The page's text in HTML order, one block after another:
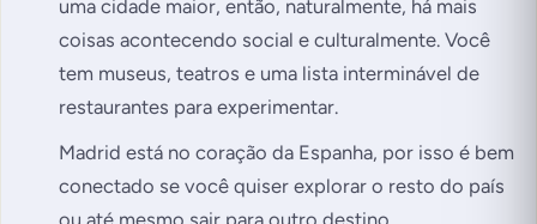
uma cidade maior, então, naturalmente, há mais
coisas acontecendo social e culturalmente. Você
tem museus, teatros e uma lista interminável de
restaurantes para experimentar.
Madrid está no coração da Espanha, por isso é bem
conectado se você quiser explorar o resto do país
ou até mesmo sair para outro destino.